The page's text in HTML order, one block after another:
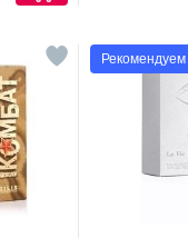
Рекомендуем